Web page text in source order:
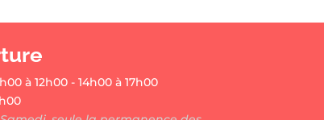
à 12h00 - 14h00 à 17h00